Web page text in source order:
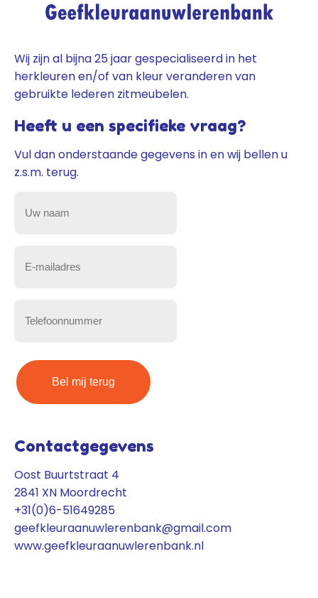
Wij zijn al bijna 25 jaar gespecialiseerd in het
herkleuren en/of van kleur veranderen van
gebruikte lederen zitmeubelen.
Heeft u een specifieke vraag?
Vul dan onderstaande gegevens in en wij bellen u
z.s.m. terug.
Uw
Telefoonnummer
Contactgegevens
Oost Buurtstraat 4
2841 XN Moordrecht
+31(0)6-51649285
geefkleuraanuwlerenbank@gmail.com
www.geefkleuraanuwlerenbank.nl